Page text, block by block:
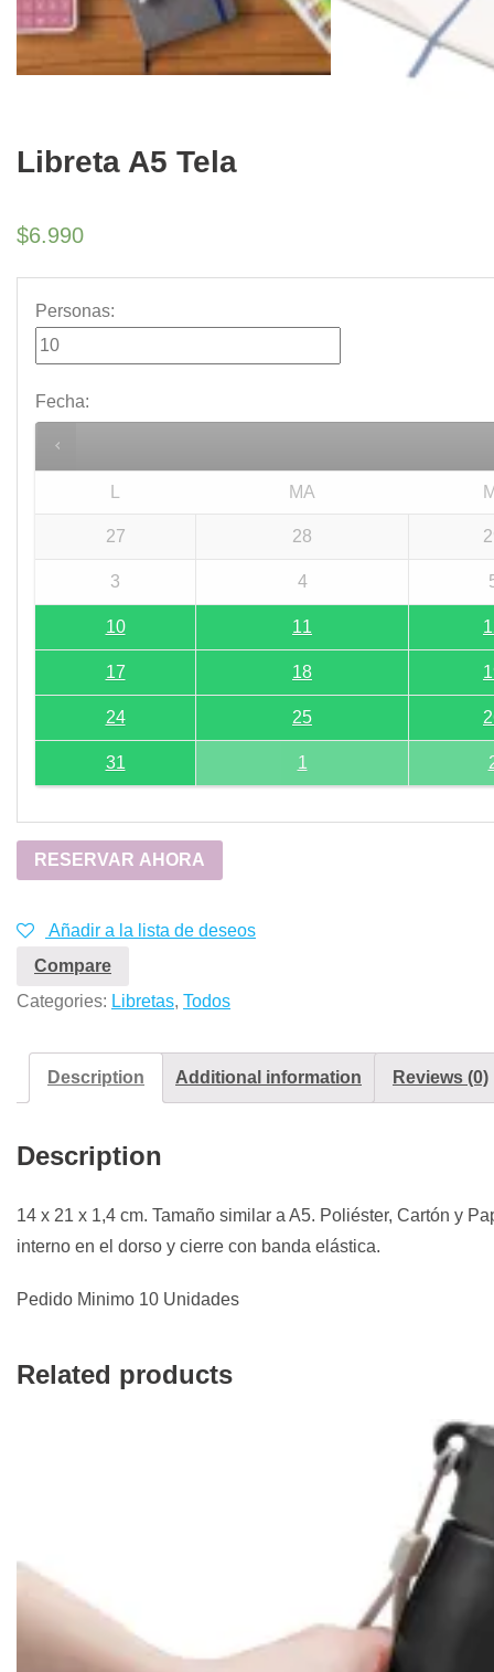
Libreta A5 Tela
$6.990
Personas:
Fecha:
MA
27 28
3 4
10 11
17 18
24 25
31 1
RESERVAR AHORA
Añadir a la lista de deseos
Compare
Categories: Libretas, Todos
Description Additional information Reviews (0)
Description
14 x 21 x 1,4 cm. Tamaño similar a A5. Poliéster, Cartón y
interno en el dorso y cierre con banda elástica.
Pedido Minimo 10 Unidades
Related products